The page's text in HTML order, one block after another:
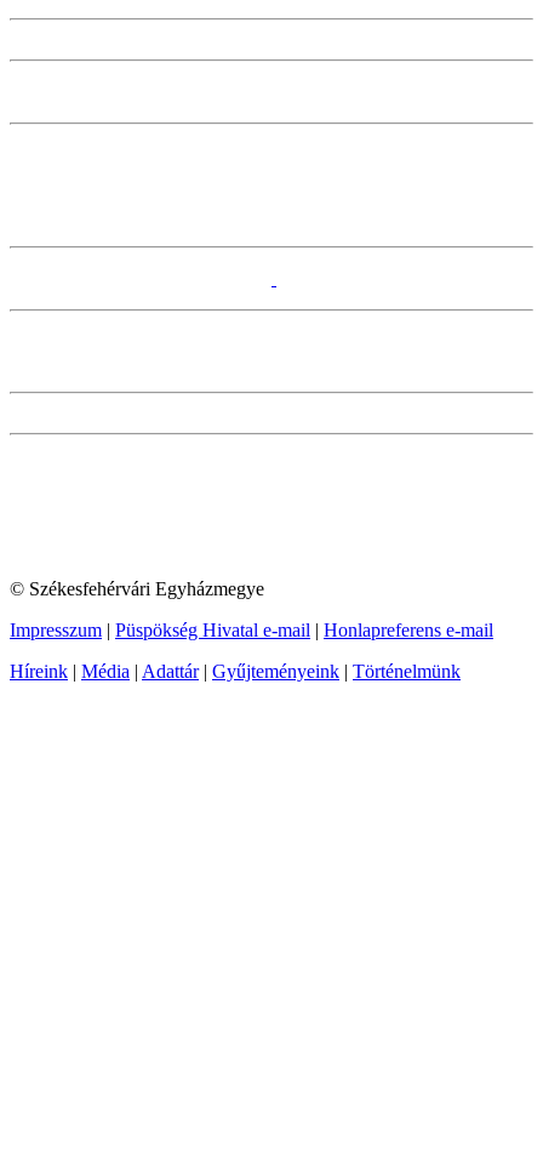
© Székesfehérvári Egyházmegye
Impresszum | Püspökség Hivatal e-mail | Honlapreferens e-mail
Híreink | Média | Adattár| Gyűjteményeink | Történelmünk